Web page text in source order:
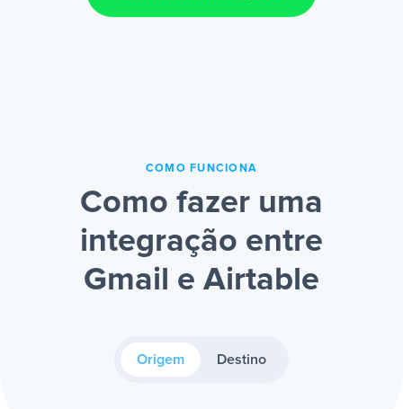
COMO FUNCIONA
Como fazer uma
integração entre
Gmail e Airtable
Origem Destino